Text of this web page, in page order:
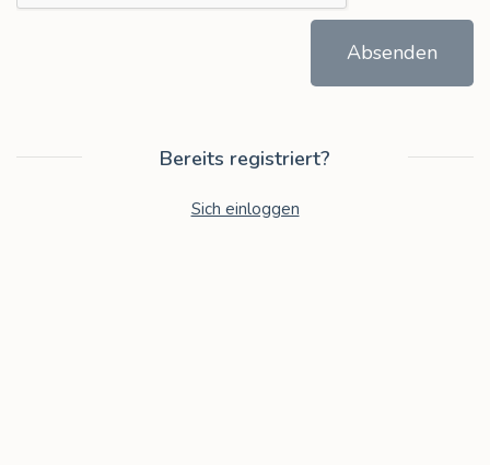
Absenden
Bereits registriert?
Sich einloggen